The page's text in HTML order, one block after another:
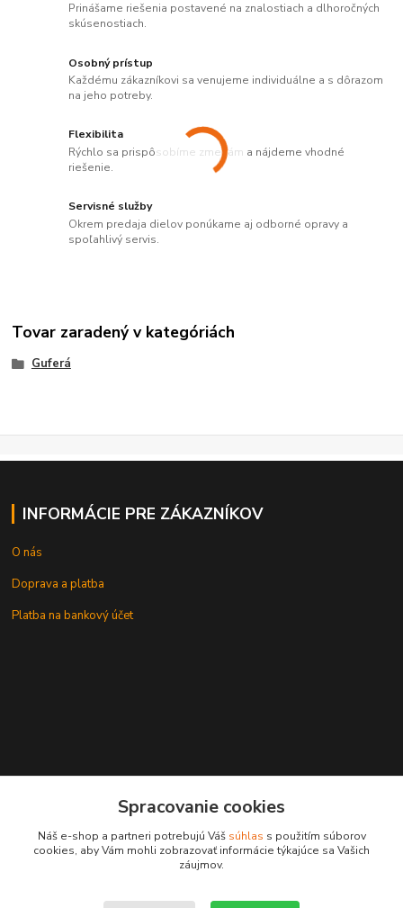
Prinášame riešenia postavené na znalostiach a dlhoročných
skúsenostiach.
Osobný prístup
Každému zákazníkovi sa venujeme individuálne a s dôrazom
na jeho potreby.
Flexibilita
Rýchlo sa prispôsobíme zmenám a nájdeme vhodné
riešenie.
Servisné služby
Okrem predaja dielov ponúkame aj odborné opravy a
spoľahlivý servis.
Tovar zaradený v kategóriách
Guferá
INFORMÁCIE PRE ZÁKAZNÍKOV
O nás
Doprava a platba
Platba na bankový účet
leksunsro@gmail.com
Spracovanie cookies
Náš e-shop a partneri potrebujú Váš súhlas s použitím súborov
cookies, aby Vám mohli zobrazovať informácie týkajúce sa Vašich
záujmov.